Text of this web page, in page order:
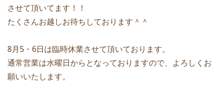
させて頂いてます！！
たくさんお越しお待ちしております＾＾
8月5・6日は臨時休業させて頂いております。
通常営業は水曜日からとなっておりますので、よろしくお
願いいたします。